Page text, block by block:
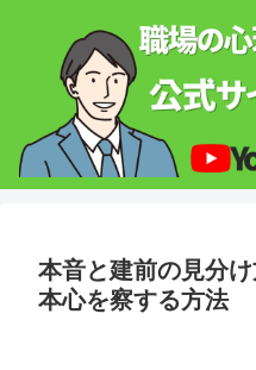
本音と建前の見分
本心を察する方法